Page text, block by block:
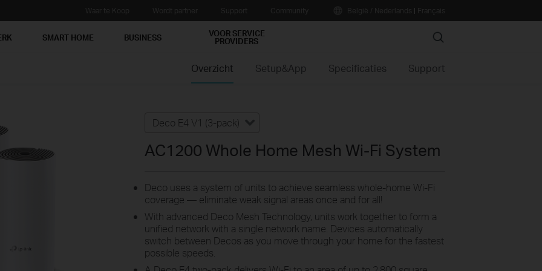
|
SMART HOME BUSINESS VOOR SERVICE
PROVIDERS Search
Overzicht Setup&App Specificaties Support
Deco E4 V1 (3-pack)
AC1200 Whole Home Mesh Wi-Fi System
Deco uses a system of units to achieve seamless whole-home Wi-Fi
coverage — eliminate weak signal areas once and for all!
With advanced Deco Mesh Technology, units work together to form a
unified network with a single network name. Devices automatically
switch between Decos as you move through your home for the fastest
possible speeds.